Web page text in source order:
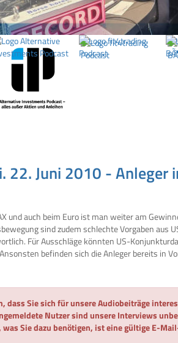
22. Juni 2010 - Anleger
und auch beim Euro ist man weiter am
sind zudem schlechte Vorgaben aus
Für Ausschläge könnten US-
befinden sich die Anleger bereits in
dass Sie sich für unsere Audiobeiträge
Nutzer sind unsere Interviews
was Sie dazu benötigen, ist eine gültige E-